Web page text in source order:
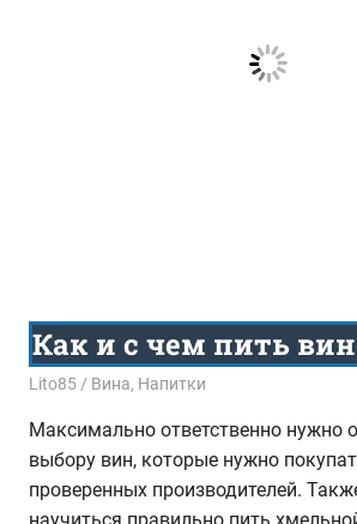
Как и с чем пить
08.08.2016
Lito85 Вина, Напитки
Максимально ответственно нужно
выбору вин, которые нужно
проверенных производителей.